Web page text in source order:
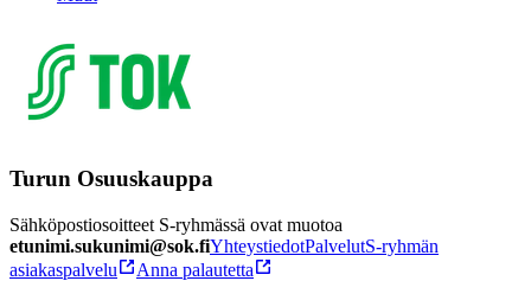
Turun Osuuskauppa
Sähköpostiosoitteet S-ryhmässä ovat muotoa
etunimi.sukunimi@sok.fiYhteystiedotPalvelutS-ryhmän
asiakaspalvelu
Anna palautetta